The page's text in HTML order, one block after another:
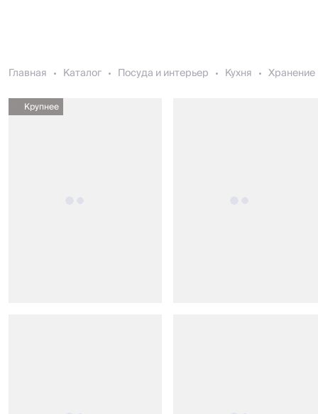
Главная Каталог Посуда и интерьер Кухня Хранение
Крупнее